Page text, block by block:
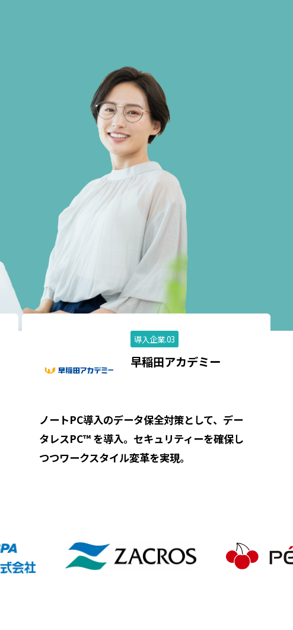
導入企業.03
早稲田アカデミー
ノートPC導入のデータ保全対策として、デー
タレスPC™ を導入。セキュリティーを確保し
つつワークスタイル変革を実現。